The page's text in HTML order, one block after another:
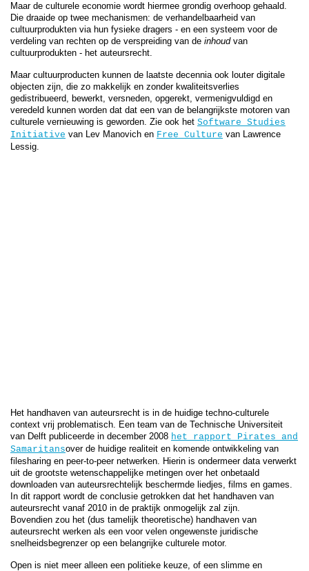
Maar de culturele economie wordt hiermee grondig overhoop gehaald.
Die draaide op twee mechanismen: de verhandelbaarheid van
cultuurprodukten via hun fysieke dragers - en een systeem voor de
verdeling van rechten op de verspreiding van de inhoudvan
cultuurprodukten - het auteursrecht.
Maar cultuurproducten kunnen de laatste decennia ook louter digitale
objecten zijn, die zo makkelijk en zonder kwaliteitsverlies
gedistribueerd, bewerkt, versneden, opgerekt, vermenigvuldigd en
veredeld kunnen worden dat dat een van de belangrijkste motoren van
culturele vernieuwing is geworden. Zie ook het Software Studies
Initiative van Lev Manovich en Free Culture van Lawrence
Lessig.
Het handhaven van auteursrecht is in de huidige techno-culturele
context vrij problematisch. Een team van de Technische Universiteit
van Delft publiceerde in december 2008 het rapport Pirates and
Samaritansover de huidige realiteit en komende ontwikkeling van
filesharing en peer-to-peer netwerken. Hierin is ondermeer data verwerkt
uit de grootste wetenschappelijke metingen over het onbetaald
downloaden van auteursrechtelijk beschermde liedjes, films en games.
In dit rapport wordt de conclusie getrokken dat het handhaven van
auteursrecht vanaf 2010 in de praktijk onmogelijk zal zijn.
Bovendien zou het (dus tamelijk theoretische) handhaven van
auteursrecht werken als een voor velen ongewenste juridische
snelheidsbegrenzer op een belangrijke culturele motor.
Open is niet meer alleen een politieke keuze, of een slimme en